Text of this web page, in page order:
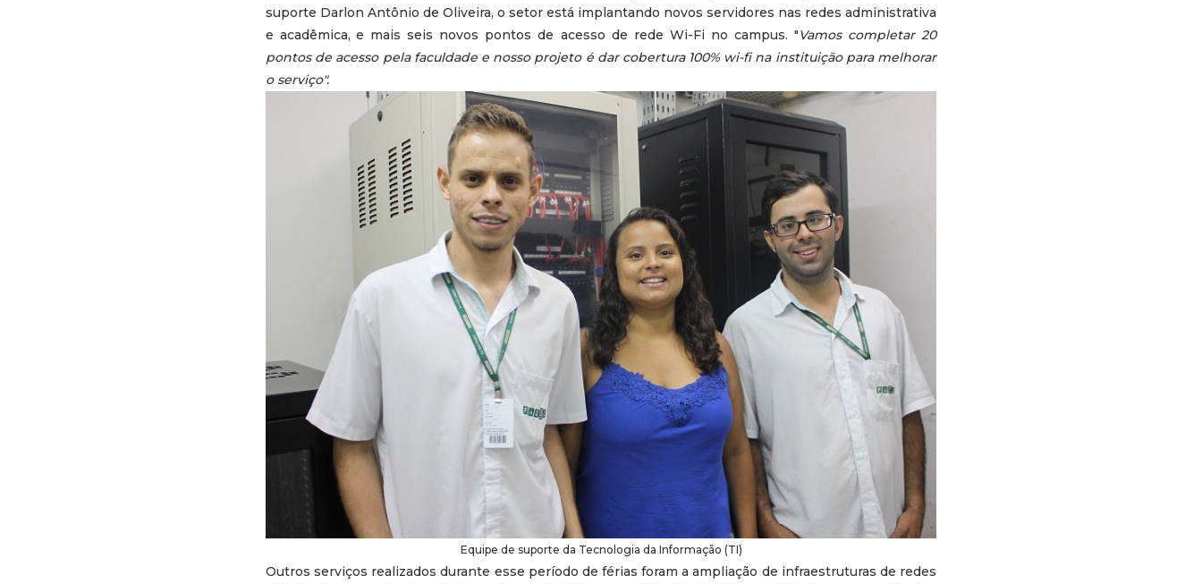
suporte Darlon Antônio de Oliveira, o setor está implantando novos servidores nas redes administrativa
e acadêmica, e mais seis novos pontos de acesso de rede Wi-Fi no campus. "Vamos completar 20
pontos de acesso pela faculdade e nosso projeto é dar cobertura 100% wi-fi na instituição para melhorar
o serviço".
Equipe de suporte da Tecnologia da Informação (TI)
Outros serviços realizados durante esse período de férias foram a ampliação de infraestruturas de redes